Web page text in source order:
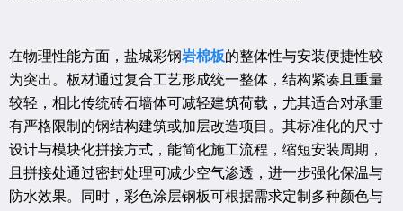
在物理性能方面，盐城彩钢岩棉板的整体性与安装便捷性较
为突出。板材通过复合工艺形成统一整体，结构紧凑且重量
较轻，相比传统砖石墙体可减轻建筑荷载，尤其适合对承重
有严格限制的钢结构建筑或加层改造项目。其标准化的尺寸
设计与模块化拼接方式，能简化施工流程，缩短安装周期，
且拼接处通过密封处理可减少空气渗透，进一步强化保温与
防水效果。同时，彩色涂层钢板可根据需求定制多种颜色与